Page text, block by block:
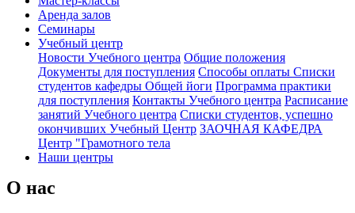
Аренда залов
Семинары
Учебный центр
Новости Учебного центра Общие положения
Документы для поступления Способы оплаты Списки
студентов кафедры Общей йоги Программа практики
для поступления Контакты Учебного центра Расписание
занятий Учебного центра Списки студентов, успешно
окончивших Учебный Центр ЗАОЧНАЯ КАФЕДРА
Центр "Грамотного тела
Наши центры
О нас